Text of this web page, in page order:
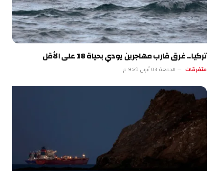
تركيا.. غرق قارب مهاجرين يودي بحياة 18 على الأقل
متفرقات الجمعة 03 أبريل 9:21 م